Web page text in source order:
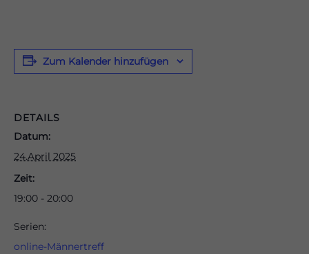
Zum Kalender hinzufügen
DETAILS
Datum:
24.April 2025
Zeit:
19:00 - 20:00
Serien:
online-Männertreff